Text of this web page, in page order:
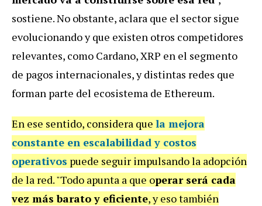
sostiene. No obstante, aclara que el sector sigue
evolucionando y que existen otros competidores
relevantes, como Cardano, XRP en el segmento
de pagos internacionales, y distintas redes que
forman parte del ecosistema de Ethereum.
En ese sentido, considera que la mejora
constante en escalabilidad y costos
operativos puede seguir impulsando la adopción
de la red. "Todo apunta a que operar será cada
vez más barato y eficiente, y eso también